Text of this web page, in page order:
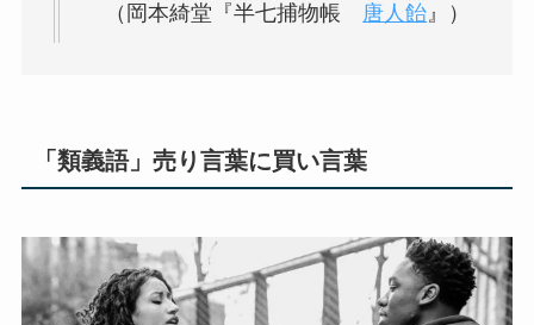
（岡本綺堂『半七捕物帳 唐人飴』）
「類義語」売り言葉に買い言葉